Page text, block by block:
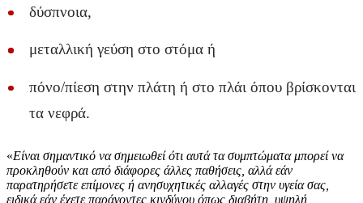
δύσπνοια,
μεταλλική γεύση στο στόμα ή
πόνο/πίεση στην πλάτη ή στο πλάι όπου βρίσκονται
τα νεφρά.
«Είναι σημαντικό να σημειωθεί ότι αυτά τα συμπτώματα μπορεί να
προκληθούν και από διάφορες άλλες παθήσεις, αλλά εάν
παρατηρήσετε επίμονες ή ανησυχητικές αλλαγές στην υγεία σας,
ειδικά εάν έχετε παράγοντες κινδύνου όπως διαβήτη, υψηλή